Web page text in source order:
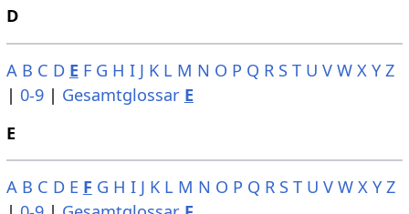
D
A B C D E F G H I J K L M N O P Q R S T U V W X Y Z
| 0-9| Gesamtglossar E
E
A B C D E F G H I J K L M N O P Q R S T U V W X Y Z